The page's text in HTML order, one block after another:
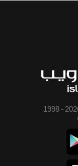
جميع الحقوق محفوظة © 2026 - 1998